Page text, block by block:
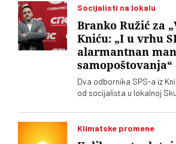
Socijalisti na lokalu
Branko Ružić za
Kniću: „I u vrhu
alarmantnan
samopoštovanja“
Dva odbornika SPS-a iz
od socijalista u lokalnoj
naprednjacima. Jedan od
da je „SNS u Kniću nasilna
Klimatske promene